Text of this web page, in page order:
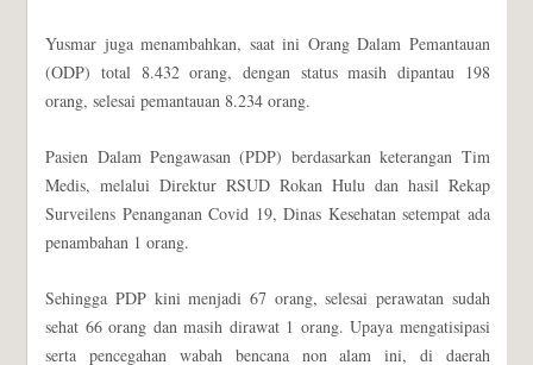
Yusmar juga menambahkan, saat ini Orang Dalam Pemantauan
(ODP) total 8.432 orang, dengan status masih dipantau 198
orang, selesai pemantauan 8.234 orang.
Pasien Dalam Pengawasan (PDP) berdasarkan keterangan Tim
Medis, melalui Direktur RSUD Rokan Hulu dan hasil Rekap
Surveilens Penanganan Covid 19, Dinas Kesehatan setempat ada
penambahan 1 orang.
Sehingga PDP kini menjadi 67 orang, selesai perawatan sudah
sehat 66 orang dan masih dirawat 1 orang. Upaya mengatisipasi
serta pencegahan wabah bencana non alam ini, di daerah